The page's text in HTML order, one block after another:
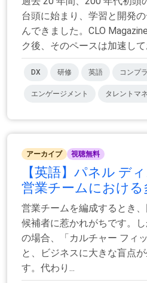
台頭に始まり、学習と開発
んできました。CLO
ク後、そのペースは加速して
DX 研修 英語 コンプ
エンゲージメント タレントマ
アーカイブ 視聴無料
【英語】パネル デ
営業チームにおける
営業チームを編成するとき
候補者に惹かれがちです。
の場合、「カルチャー フィ
と、ビジネスに大きな盲点
す。代わり...